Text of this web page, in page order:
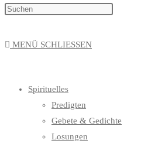
MENÜ SCHLIESSEN
Spirituelles
Predigten
Gebete & Gedichte
Losungen